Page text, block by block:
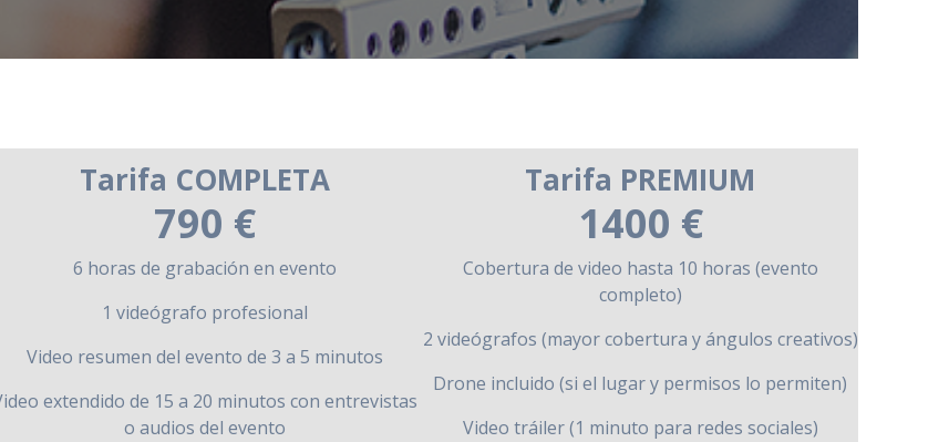
Tarifa COMPLETA
790 €
6 horas de grabación en evento
1 videógrafo profesional
Video resumen del evento de 3 a 5 minutos
extendido de 15 a 20 minutos con entrevistas
o audios del evento
Tarifa PREMIUM
1400 €
Cobertura de video hasta 10 horas (evento
completo)
2 videógrafos (mayor cobertura y ángulos creativos)
Drone incluido (si el lugar y permisos lo permiten)
Video tráiler (1 minuto para redes sociales)